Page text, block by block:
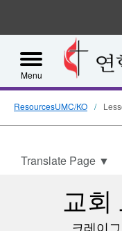
Menu
ResourcesUMC/KO
Translate Page ▼
교회
크레이